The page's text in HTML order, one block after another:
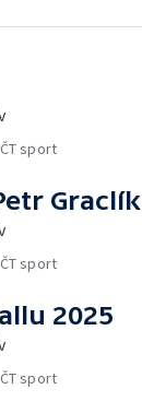
sport
Graclík
sport
2025
sport